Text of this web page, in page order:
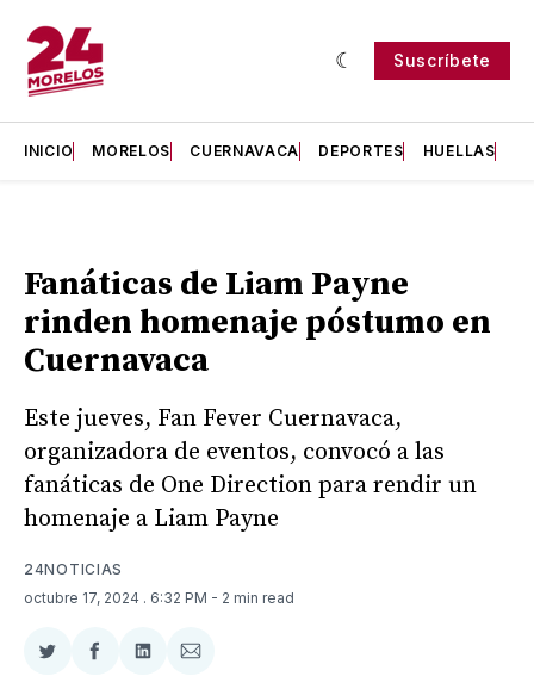
Suscríbete
INICIO MORELOS CUERNAVACA DEPORTES HUELLAS
Fanáticas de Liam Payne
rinden homenaje póstumo en
Cuernavaca
Este jueves, Fan Fever Cuernavaca,
organizadora de eventos, convocó a las
fanáticas de One Direction para rendir un
homenaje a Liam Payne
24NOTICIAS
octubre 17, 2024 . 6:32 PM - 2 min read
CompartirCompartir
CompartirCompartir